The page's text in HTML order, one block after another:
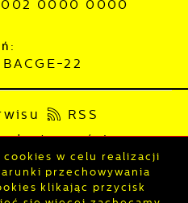
0000 0000
22
RSS
dostępności
Sygnalista
w celu realizacji
przechowywania
klikając przycisk